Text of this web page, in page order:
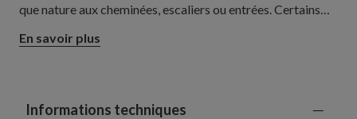
que nature aux cheminées, escaliers ou entrées. Certains
votre espace d'un éclat doux et invitant.
En savoir plus
Informations techniques